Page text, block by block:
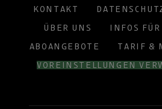
KONTAKT
ÜBER UNS INFOS
ABOANGEBOTE TARIF &
VOREINSTELLUNGEN